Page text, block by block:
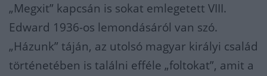
„Megxit” kapcsán is sokat emlegetett VIII.
Edward 1936-os lemondásáról van szó.
„Házunk” táján, az utolsó magyar királyi család
történetében is találni efféle „foltokat”, amit a